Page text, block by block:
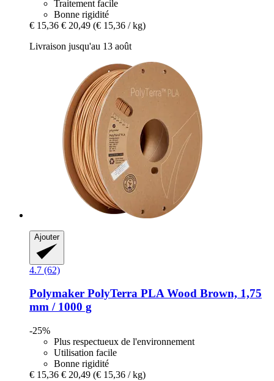
Traitement facile
Bonne rigidité
€ 15,36 € 20,49 (€ 15,36 / kg)
Livraison jusqu'au 13 août
Ajouter
4.7 (62)
Polymaker PolyTerra PLA Wood Brown, 1,75
mm / 1000 g
-25%
Plus respectueux de l'environnement
Utilisation facile
Bonne rigidité
€ 15,36 € 20,49 (€ 15,36 / kg)